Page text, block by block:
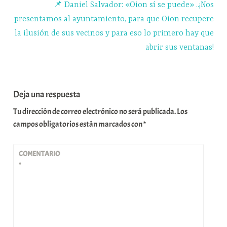
📌 Daniel Salvador: «Oion sí se puede» ..¡Nos
presentamos al ayuntamiento, para que Oion recupere
la ilusión de sus vecinos y para eso lo primero hay que
abrir sus ventanas!
Deja una respuesta
Tu dirección de correo electrónico no será publicada.Los
campos obligatorios están marcados con*
COMENTARIO
*